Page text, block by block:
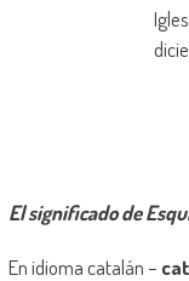
El significado de
En idioma catalán –